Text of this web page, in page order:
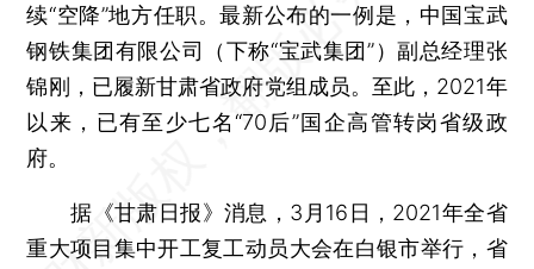
续“空降”地方任职。最新公布的一例是，中国宝武
钢铁集团有限公司（下称“宝武集团”）副总经理张
锦刚，已履新甘肃省政府党组成员。至此，2021年
以来，已有至少七名“70后”国企高管转岗省级政
府。
据《甘肃日报》消息，3月16日，2021年全省
重大项目集中开工复工动员大会在白银市举行，省